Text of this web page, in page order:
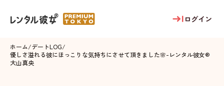
ログイン
ホーム/デートLOG/
優しさ溢れる彼にほっこりな気持ちにさせて頂きました🌸-レンタル彼女®
大山真央